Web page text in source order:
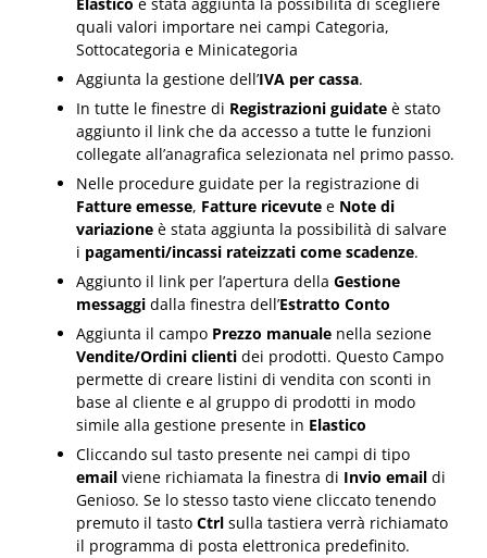
quali valori importare nei campi Categoria,
Sottocategoria e Minicategoria
Aggiunta la gestione dell’IVA per cassa.
In tutte le finestre di Registrazioni guidate è stato
aggiunto il link che da accesso a tutte le funzioni
collegate all’anagrafica selezionata nel primo passo.
Nelle procedure guidate per la registrazione di
Fatture emesse, Fatture ricevute e Note di
variazione è stata aggiunta la possibilità di salvare
i pagamenti/incassi rateizzati come scadenze.
Aggiunto il link per l’apertura della Gestione
messaggi dalla finestra dell’Estratto Conto
Aggiunta il campo Prezzo manuale nella sezione
Vendite/Ordini clienti dei prodotti. Questo Campo
permette di creare listini di vendita con sconti in
base al cliente e al gruppo di prodotti in modo
simile alla gestione presente in Elastico
Cliccando sul tasto presente nei campi di tipo
email viene richiamata la finestra di Invio email di
Genioso. Se lo stesso tasto viene cliccato tenendo
premuto il tasto Ctrl sulla tastiera verrà richiamato
il programma di posta elettronica predefinito.